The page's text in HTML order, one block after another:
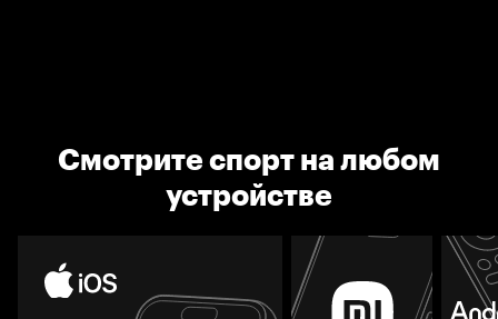
Смотрите спорт на любом
устройстве